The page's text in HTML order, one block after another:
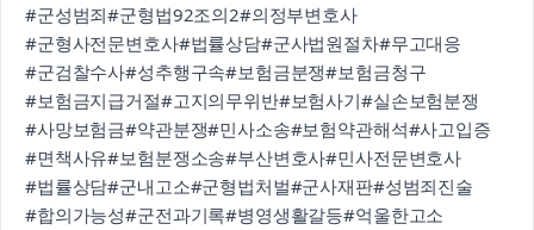
#군성범죄#군형법92조의2#의정부변호사
#군형사전문변호사#법률상담#군사법원절차#무고대응
#군검찰수사#성추행구속#보험금분쟁#보험금청구
#보험금지급거절#고지의무위반#보험사기#실손보험분쟁
#사망보험금#약관분쟁#민사소송#보험약관해석#사고입증
#면책사유#보험분쟁소송#부산변호사#민사전문변호사
#법률상담#군내고소#군형법처벌#군사재판#성범죄진술
#합의가능성#군전과기록#병영생활갈등#억울한고소